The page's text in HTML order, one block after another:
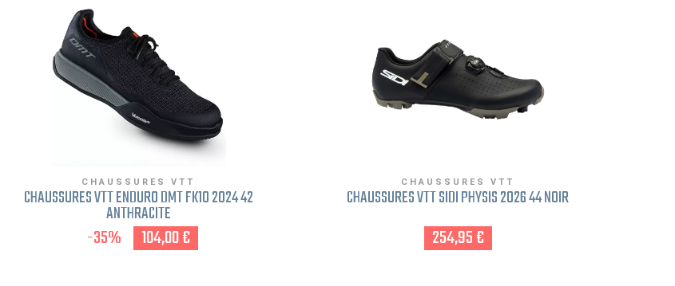
CHAUSSURES VTT
CHAUSSURES VTT ENDURO DMT FK10 2024 42
ANTHRACITE
-35% 104,00 €
CHAUSSURES VTT
CHAUSSURES VTT SIDI PHYSIS 2026 44 NOIR
254,95 €